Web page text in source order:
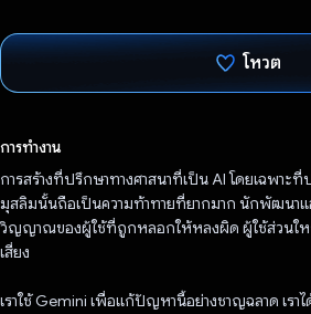
โหวต
การทำงาน
การสร้างที่ปรึกษาทางศาสนาที่เป็น AI โดยเฉพาะ
มุสลิมนั้นถือเป็นความท้าทายที่ยากมาก นักพัฒนา
วิญญาณของผู้ใช้ที่ถูกหลอกให้หลงผิด ผู้ใช้ส่วนใ
เสี่ยง
เราใช้ Gemini เพื่อแก้ปัญหานี้อย่างชาญฉลาด เรา